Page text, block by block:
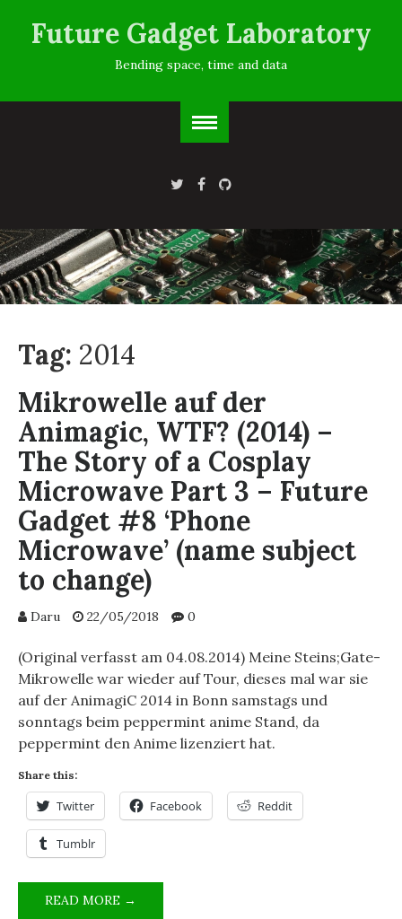
Future Gadget Laboratory
Bending space, time and data
Tag: 2014
Mikrowelle auf der
Animagic, WTF? (2014) –
The Story of a Cosplay
Microwave Part 3 – Future
Gadget #8 ‘Phone
Microwave’ (name subject
to change)
Daru 22/05/2018 0
(Original verfasst am 04.08.2014) Meine Steins;Gate-
Mikrowelle war wieder auf Tour, dieses mal war sie
auf der AnimagiC 2014 in Bonn samstags und
sonntags beim peppermint anime Stand, da
peppermint den Anime lizenziert hat.
Share this:
Twitter Facebook Reddit
Tumblr
READ MORE →